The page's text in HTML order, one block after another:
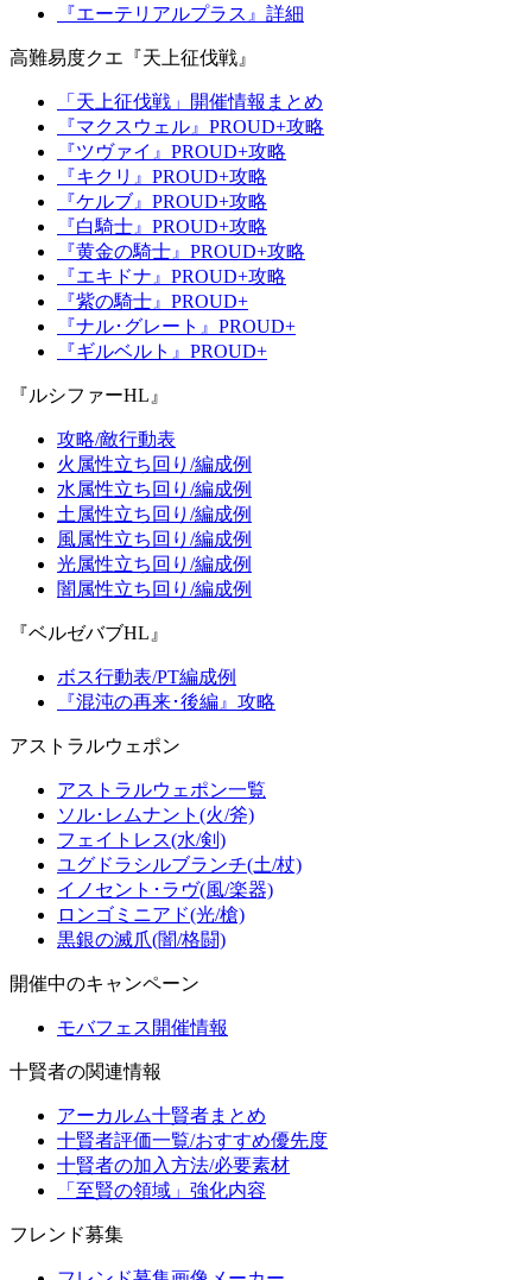
『エーテリアルプラス』詳細
高難易度クエ『天上征伐戦』
「天上征伐戦」開催情報まとめ
『マクスウェル』PROUD+攻略
『ツヴァイ』PROUD+攻略
『キクリ』PROUD+攻略
『ケルブ』PROUD+攻略
『白騎士』PROUD+攻略
『黄金の騎士』PROUD+攻略
『エキドナ』PROUD+攻略
『紫の騎士』PROUD+
『ナル･グレート』PROUD+
『ギルベルト』PROUD+
『ルシファーHL』
攻略/敵行動表
火属性立ち回り/編成例
水属性立ち回り/編成例
土属性立ち回り/編成例
風属性立ち回り/編成例
光属性立ち回り/編成例
闇属性立ち回り/編成例
『ベルゼバブHL』
ボス行動表/PT編成例
『混沌の再来･後編』攻略
アストラルウェポン
アストラルウェポン一覧
ソル･レムナント(火/斧)
フェイトレス(水/剣)
ユグドラシルブランチ(土/杖)
イノセント･ラヴ(風/楽器)
ロンゴミニアド(光/槍)
黒銀の滅爪(闇/格闘)
開催中のキャンペーン
モバフェス開催情報
十賢者の関連情報
アーカルム十賢者まとめ
十賢者評価一覧/おすすめ優先度
十賢者の加入方法/必要素材
「至賢の領域」強化内容
フレンド募集